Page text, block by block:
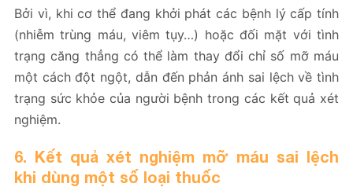
Bởi vì, khi cơ thể đang khởi phát các bệnh lý cấp tính
(nhiễm trùng máu, viêm tụy…) hoặc đối mặt với tình
trạng căng thẳng có thể làm thay đổi chỉ số mỡ máu
một cách đột ngột, dẫn đến phản ánh sai lệch về tình
trạng sức khỏe của người bệnh trong các kết quả xét
nghiệm.
6. Kết quả xét nghiệm mỡ máu sai lệch
khi dùng một số loại thuốc